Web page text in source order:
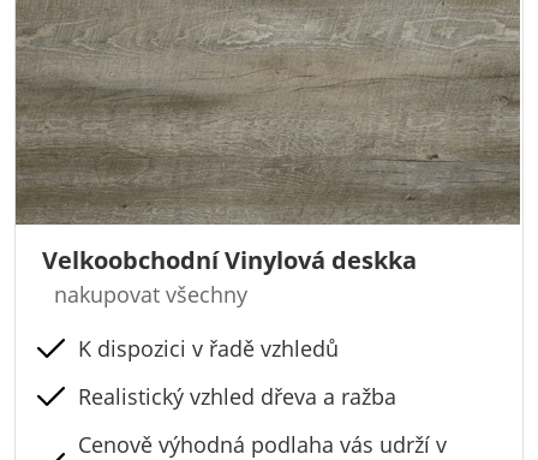
Velkoobchodní Vinylová deskka
nakupovat všechny
K dispozici v řadě vzhledů
Realistický vzhled dřeva a ražba
Cenově výhodná podlaha vás udrží v